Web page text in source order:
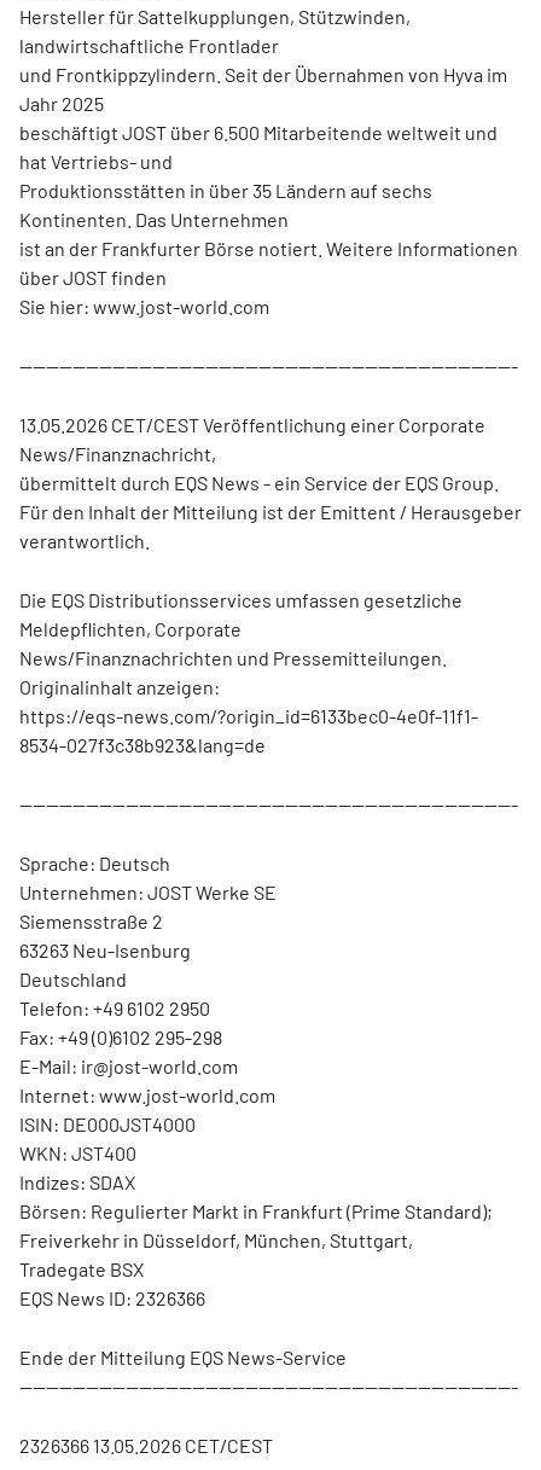
Hersteller für Sattelkupplungen, Stützwinden,
landwirtschaftliche Frontlader
und Frontkippzylindern. Seit der Übernahmen von Hyva im
Jahr 2025
beschäftigt JOST über 6.500 Mitarbeitende weltweit und
hat Vertriebs- und
Produktionsstätten in über 35 Ländern auf sechs
Kontinenten. Das Unternehmen
ist an der Frankfurter Börse notiert. Weitere Informationen
über JOST finden
Sie hier: www.jost-world.com
---------------------------------------------------------------------------
13.05.2026 CET/CEST Veröffentlichung einer Corporate
News/Finanznachricht,
übermittelt durch EQS News - ein Service der EQS Group.
Für den Inhalt der Mitteilung ist der Emittent / Herausgeber
verantwortlich.
Die EQS Distributionsservices umfassen gesetzliche
Meldepflichten, Corporate
News/Finanznachrichten und Pressemitteilungen.
Originalinhalt anzeigen:
https://eqs-news.com/?origin_id=6133bec0-4e0f-11f1-
8534-027f3c38b923&lang=de
---------------------------------------------------------------------------
Sprache: Deutsch
Unternehmen: JOST Werke SE
Siemensstraße 2
63263 Neu-Isenburg
Deutschland
Telefon: +49 6102 2950
Fax: +49 (0)6102 295-298
E-Mail: ir@jost-world.com
Internet: www.jost-world.com
ISIN: DE000JST4000
WKN: JST400
Indizes: SDAX
Börsen: Regulierter Markt in Frankfurt (Prime Standard);
Freiverkehr in Düsseldorf, München, Stuttgart,
Tradegate BSX
EQS News ID: 2326366
Ende der Mitteilung EQS News-Service
---------------------------------------------------------------------------
2326366 13.05.2026 CET/CEST